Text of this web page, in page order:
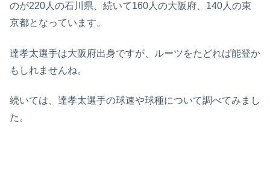
のが220人の石川県、続いて160人の大阪府、140人の東
京都となっています。
達孝太選手は大阪府出身ですが、ルーツをたどれば能登か
もしれませんね。
続いては、達孝太選手の球速や球種について調べてみまし
た。